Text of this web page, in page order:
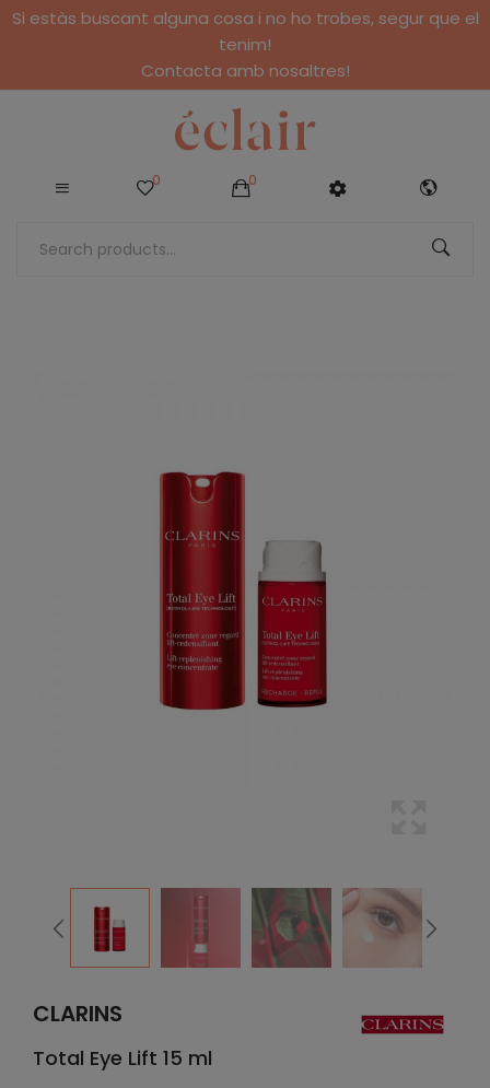
Si estàs buscant alguna cosa i no ho trobes, segur que el
tenim!
Contacta amb nosaltres!
0 0
CLARINS
Total Eye Lift 15 ml